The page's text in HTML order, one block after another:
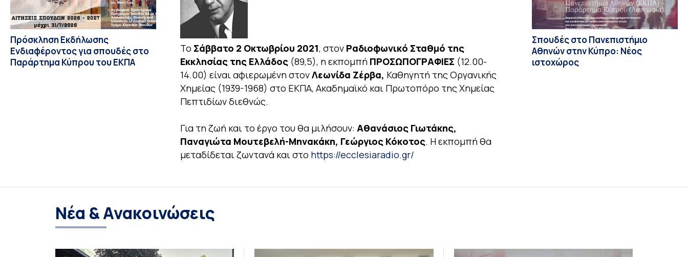
Πρόσκληση Εκδήλωσης
Ενδιαφέροντος για σπουδές στο
Παράρτημα Κύπρου του ΕΚΠΑ
Το Σάββατο 2 Οκτωβρίου 2021, στον Ραδιοφωνικό Σταθμό της
Εκκλησίας της Ελλάδος (89,5), η εκπομπή ΠΡΟΣΩΠΟΓΡΑΦΙΕΣ (12.00-
14.00) είναι αφιερωμένη στονΛεωνίδα Ζέρβα, Καθηγητή της Οργανικής
Χημείας (1939-1968) στο ΕΚΠΑ, Ακαδημαϊκό και Πρωτοπόρο της Χημείας
Πεπτιδίων διεθνώς.
Για τη ζωή και το έργο του θα μιλήσουν: Αθανάσιος Γιωτάκης,
Παναγιώτα Μουτεβελή-Μηνακάκη, Γεώργιος Κόκοτος. Η εκπομπή θα
μεταδίδεται ζωντανά και στο https://ecclesiaradio.gr/
Σπουδές στο Πανεπιστήμιο
Αθηνών στην Κύπρο: Νέος
ιστοχώρος
Νέα & Ανακοινώσεις